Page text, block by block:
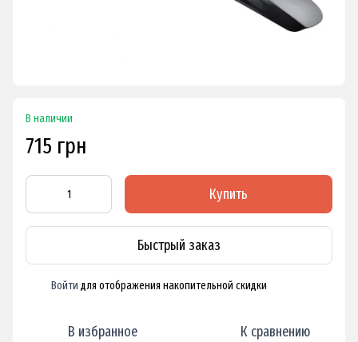
В наличии
715 грн
Купить
Быстрый заказ
Войти для отображения накопительной скидки
В избранное К сравнению